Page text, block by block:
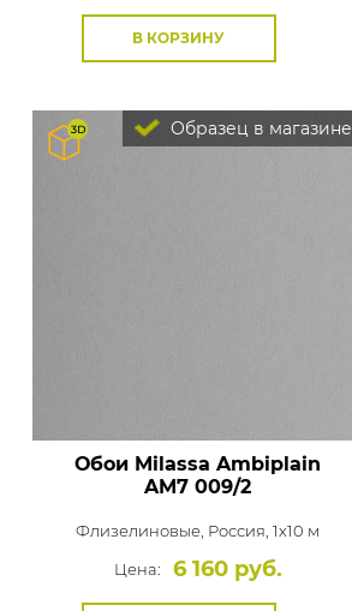
В КОРЗИНУ
Образец в магазине
Обои Milassa Ambiplain
AM7 009/2
Флизелиновые, Россия, 1x10 м
Цена:
6 160 руб.